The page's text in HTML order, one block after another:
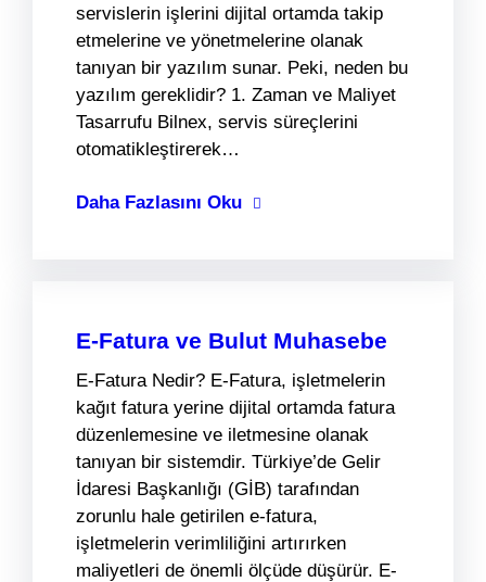
servislerin işlerini dijital ortamda takip
etmelerine ve yönetmelerine olanak
tanıyan bir yazılım sunar. Peki, neden bu
yazılım gereklidir? 1. Zaman ve Maliyet
Tasarrufu Bilnex, servis süreçlerini
otomatikleştirerek…
Daha Fazlasını Oku
E-Fatura ve Bulut Muhasebe
E-Fatura Nedir? E-Fatura, işletmelerin
kağıt fatura yerine dijital ortamda fatura
düzenlemesine ve iletmesine olanak
tanıyan bir sistemdir. Türkiye’de Gelir
İdaresi Başkanlığı (GİB) tarafından
zorunlu hale getirilen e-fatura,
işletmelerin verimliliğini artırırken
maliyetleri de önemli ölçüde düşürür. E-